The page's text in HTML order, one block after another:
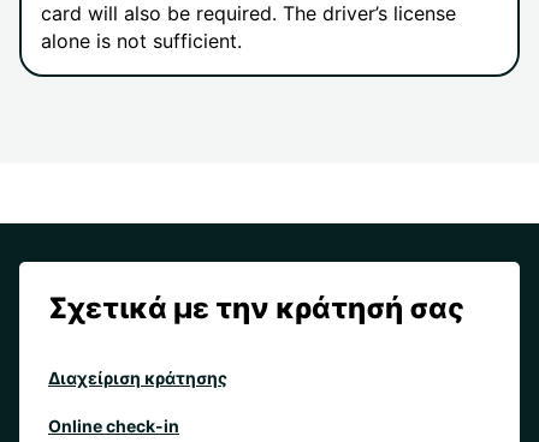
card will also be required. The driver’s license
alone is not sufficient.
Σχετικά με την κράτησή σας
Διαχείριση κράτησης
Online check-in